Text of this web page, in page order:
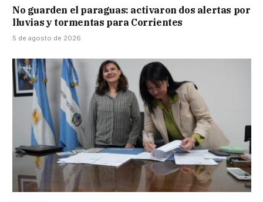
No guarden el paraguas: activaron dos alertas por
lluvias y tormentas para Corrientes
5 de agosto de 2026